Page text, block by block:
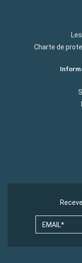
Charte de
EMAIL*